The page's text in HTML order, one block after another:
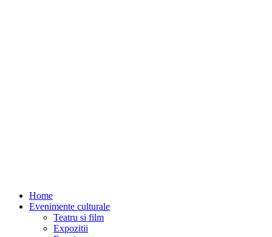
Home
Evenimente culturale
Teatru si film
Expozitii